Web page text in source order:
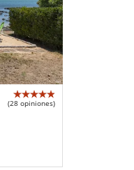
(28 opiniones)